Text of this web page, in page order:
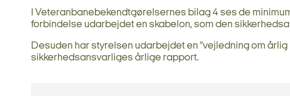
I Veteranbanebekendtgørelsernes bilag 4 ses de
forbindelse udarbejdet en skabelon, som den
Desuden har styrelsen udarbejdet en ”vejledning om
sikkerhedsansvarliges årlige rapport.